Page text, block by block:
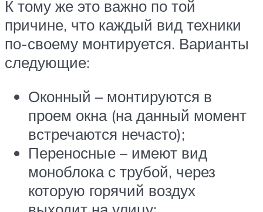
К тому же это важно по той
причине, что каждый вид техники
по-своему монтируется. Варианты
следующие:
Оконный – монтируются в
проем окна (на данный момент
встречаются нечасто);
Переносные – имеют вид
моноблока с трубой, через
которую горячий воздух